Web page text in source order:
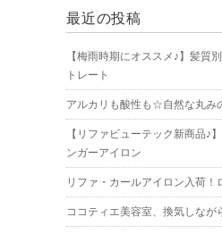
最近の投稿
【梅雨時期にオススメ♪】髪質
トレート
アルカリも酸性も☆自然な丸み
【リファビューテック新商品♪
ンガーアイロン
リファ・カールアイロン入荷！
ココティエ美容室、換気しなが